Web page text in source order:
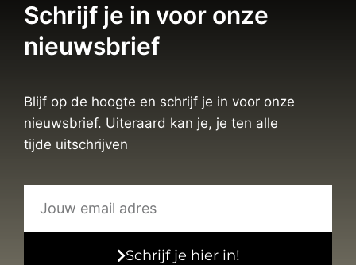
Schrijf je in voor onze
nieuwsbrief
Blijf op de hoogte en schrijf je in voor onze
nieuwsbrief. Uiteraard kan je, je ten alle
tijde uitschrijven
Schrijf je hier in!